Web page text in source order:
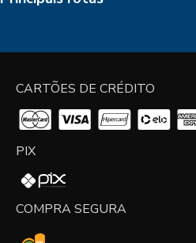
CARTÕES DE CRÉDITO
PIX
COMPRA SEGURA